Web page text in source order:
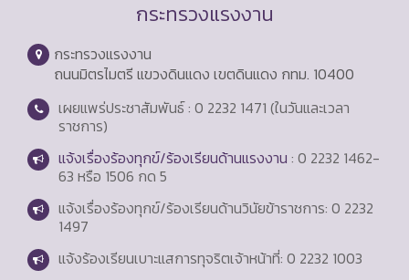
กระทรวงแรงงาน
กระทรวงแรงงาน
ถนนมิตรไมตรี แขวงดินแดง เขตดินแดง กทม. 10400
เผยแพร่ประชาสัมพันธ์ : 0 2232 1471 (ในวันและเวลา
ราชการ)
แจ้งเรื่องร้องทุกข์/ร้องเรียนด้านแรงงาน : 0 2232 1462-
63 หรือ 1506 กด 5
แจ้งเรื่องร้องทุกข์/ร้องเรียนด้านวินัยข้าราชการ: 0 2232
1497
แจ้งร้องเรียนเบาะแสการทุจริตเจ้าหน้าที่: 0 2232 1003